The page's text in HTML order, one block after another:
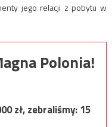
jego relacji z pobytu w
Polonia!
zł, zebraliśmy:15